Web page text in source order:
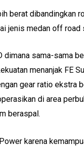
dibandingkan
jenis medan off
dimana sama-sama
menanjak FE
gear ratio
di area
beraspal.
karena